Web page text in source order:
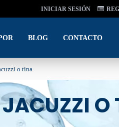
INICIAR SESIÓN
BLOG CONTACTO
o tina
O